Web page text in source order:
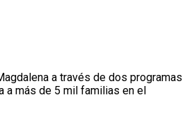
a través de dos programas
a más de 5 mil familias en el